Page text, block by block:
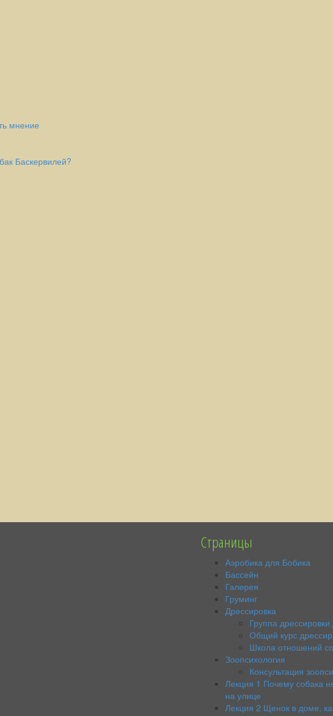
мнение
Баскервилей?
Страницы
Аэробика для Бобика
Бассейн
Галерея
Груминг
Дрессировка
Группа
Общий курс
Школа отношений
Зоопсихология
Консультация
Лекция 1 Почему собака
на улице
Лекция 2 Щенок в доме,